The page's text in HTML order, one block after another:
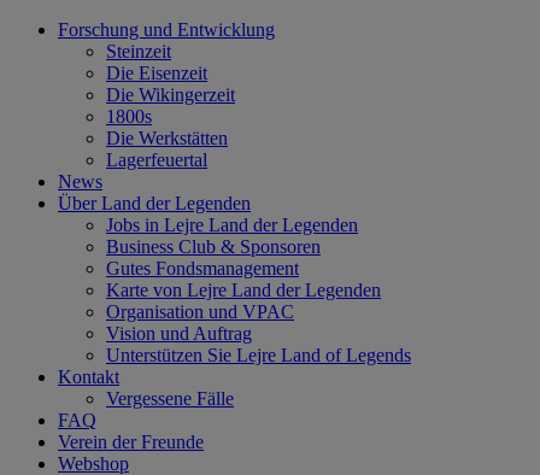
Skip
Forschung und Entwicklung
Steinzeit
Die Eisenzeit
Die Wikingerzeit
1800s
Die Werkstätten
Lagerfeuertal
News
Über Land der Legenden
Jobs in Lejre Land der Legenden
Business Club & Sponsoren
Gutes Fondsmanagement
Karte von Lejre Land der Legenden
Organisation und VPAC
Vision und Auftrag
Unterstützen Sie Lejre Land of Legends
Kontakt
Vergessene Fälle
FAQ
Verein der Freunde
Webshop